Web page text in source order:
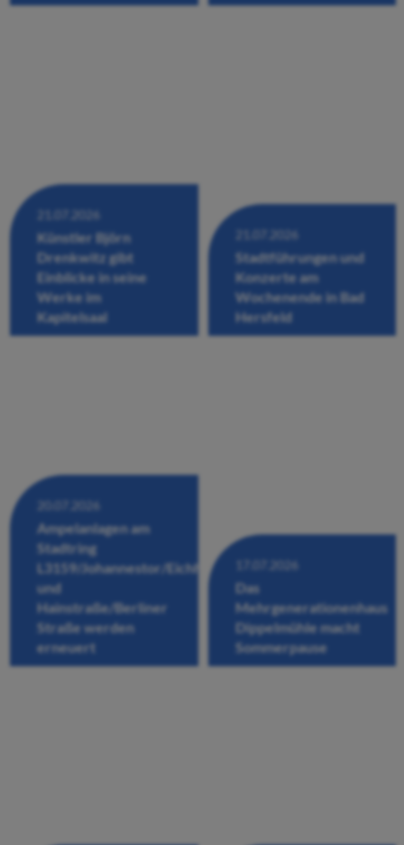
21.07.2026
Künstler Björn
Drenkwitz gibt
Einblicke in seine
Werke im
Kapitelsaal
21.07.2026
Stadtführungen und
Konzerte am
Wochenende in Bad
Hersfeld
20.07.2026
Ampelanlagen am
Stadtring
L3159/Johannestor/Eichhofstraße/Fuldastraße
und
Hainstraße/Berliner
Straße werden
erneuert
17.07.2026
Das
Mehrgenerationenhaus
Dippelmühle macht
Sommerpause